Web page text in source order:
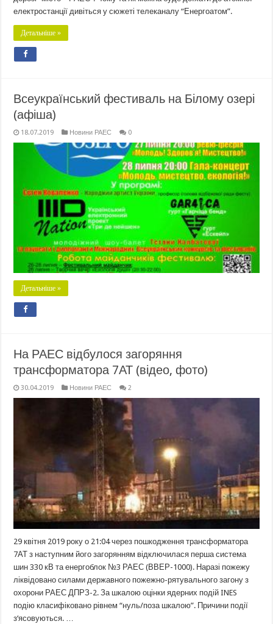
електростанції дивіться у сюжеті телеканалу “Енергоатом”.
Детальніше »
Всеукраїнський фестиваль на Білому озері
(афіша)
18.07.2019 Новини РАЕС 0
Детальніше »
На РАЕС відбулося загоряння
трансформатора 7АТ (відео, фото)
30.04.2019 Новини РАЕС 2
29 квітня 2019 року о 21:04 через пошкодження трансформатора
7АТ з наступним його загорянням відключилася перша система
шин 330 кВ та енергоблок №3 РАЕС (ВВЕР-1000). Наразі пожежу
ліквідовано силами державного пожежно-рятувального загону з
охорони РАЕС ДПРЗ-2. За шкалою оцінки ядерних подій INES
подію класифіковано рівнем “нуль/поза шкалою”. Причини події
з‘ясовуються. …